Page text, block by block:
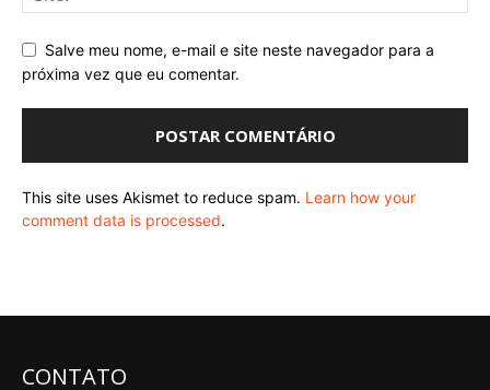
Salve meu nome, e-mail e site neste navegador para a
próxima vez que eu comentar.
This site uses Akismet to reduce spam. Learn how your
comment data is processed.
CONTATO